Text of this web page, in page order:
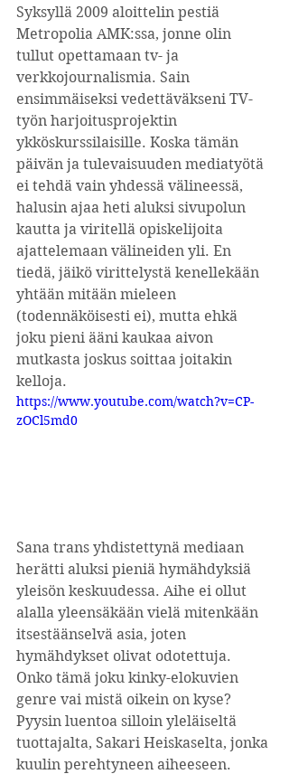
Syksyllä 2009 aloittelin pestiä
Metropolia AMK:ssa, jonne olin
tullut opettamaan tv- ja
verkkojournalismia. Sain
ensimmäiseksi vedettäväkseni TV-
työn harjoitusprojektin
ykköskurssilaisille. Koska tämän
päivän ja tulevaisuuden mediatyötä
ei tehdä vain yhdessä välineessä,
halusin ajaa heti aluksi sivupolun
kautta ja viritellä opiskelijoita
ajattelemaan välineiden yli. En
tiedä, jäikö virittelystä kenellekään
yhtään mitään mieleen
(todennäköisesti ei), mutta ehkä
joku pieni ääni kaukaa aivon
mutkasta joskus soittaa joitakin
kelloja.
https://www.youtube.com/watch?v=CP-
zOCl5md0
Sana trans yhdistettynä mediaan
herätti aluksi pieniä hymähdyksiä
yleisön keskuudessa. Aihe ei ollut
alalla yleensäkään vielä mitenkään
itsestäänselvä asia, joten
hymähdykset olivat odotettuja.
Onko tämä joku kinky-elokuvien
genre vai mistä oikein on kyse?
Pyysin luentoa silloin yleläiseltä
tuottajalta, Sakari Heiskaselta, jonka
kuulin perehtyneen aiheeseen.